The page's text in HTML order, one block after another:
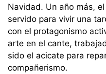
Navidad. Un año más,
servido para vivir una
con el protagonismo
arte en el cante,
sido el acicate para
compañerismo.